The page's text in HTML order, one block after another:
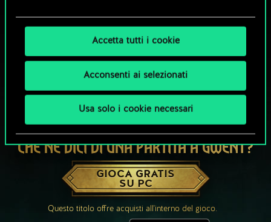
Accetta tutti i cookie
Acconsenti ai selezionati
Usa solo i cookie necessari
CHE NE DICI DI UNA PARTITA A GWENT?
GIOCA GRATIS
SU PC
Questo titolo offre acquisti all'interno del gioco.